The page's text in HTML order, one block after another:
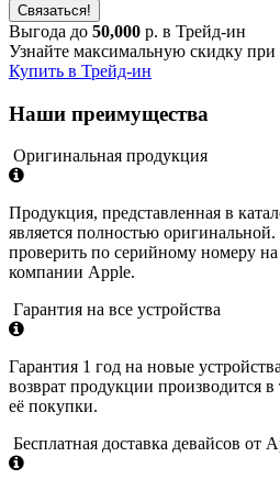
Связаться!
Выгода до 50,000 р. в Трейд-ин
Узнайте максимальную скидку
Купить в Трейд-ин
Наши преимущества
Оригинальная продукция
Продукция, представленная в
является полностью
проверить по серийному номеру
компании Apple.
Гарантия на все устройства
Гарантия 1 год на новые
возврат продукции производится
её покупки.
Бесплатная доставка девайсов от